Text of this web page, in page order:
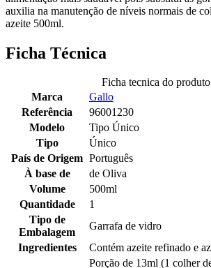
auxilia na manutenção de níveis normais de
azeite 500ml.
Ficha Técnica
Ficha tecnica do produto
Marca
Gallo
Referência
96001230
Modelo
Tipo Único
Tipo
Único
País de Origem Português
À base de
de Oliva
Volume
500ml
Quantidade
1
Tipo de
Embalagem
Garrafa de vidro
Ingredientes
Contém azeite refinado e
Porção de 13ml (1 colher